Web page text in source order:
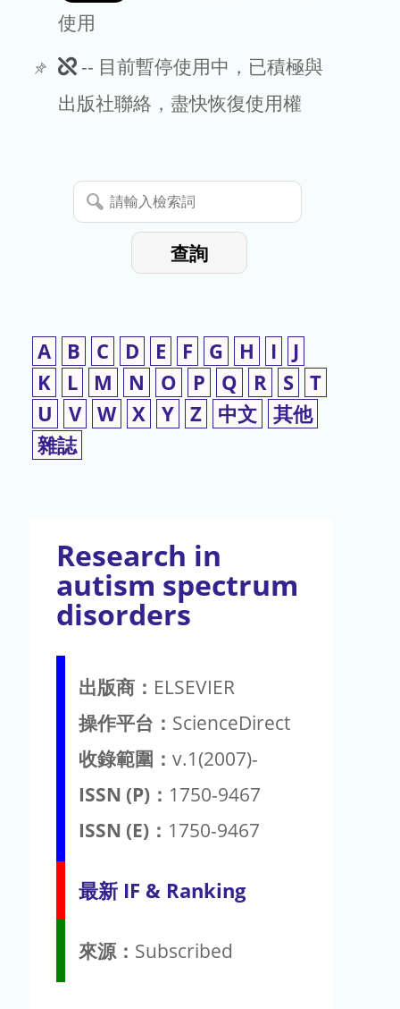
使用
此
期
暫
停
-- 目前暫停使用中，已積極與
出版社聯絡，盡快恢復使用權
請
輸
查詢
A B C D E F G H I
J
K
L M N O P Q R S T
U
V W X Y Z 中文 其他
雜誌
Research in
autism spectrum
disorders
出版商： ELSEVIER
操作平台： ScienceDirect
收錄範圍： v.1(2007)-
ISSN (P)： 1750-9467
ISSN (E)： 1750-9467
最新 IF & Ranking
來源： Subscribed